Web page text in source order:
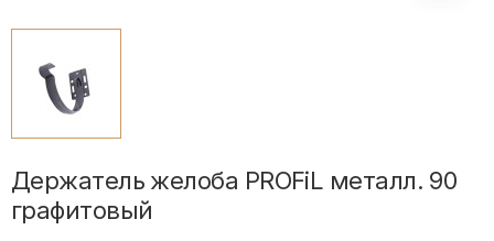
Держатель желоба PROFiL металл. 90
графитовый